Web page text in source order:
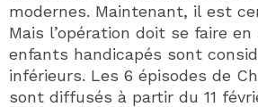
modernes. Maintenant, il est
Mais l’opération doit se faire
enfants handicapés sont
inférieurs. Les 6 épisodes de
sont diffusés à partir du 11